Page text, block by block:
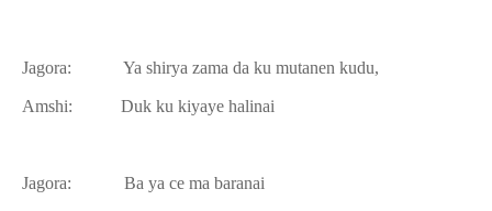
Jagora: Ya shirya zama da ku mutanen kudu,
Amshi: Duk ku kiyaye halinai
Jagora: Ba ya ce ma baranai